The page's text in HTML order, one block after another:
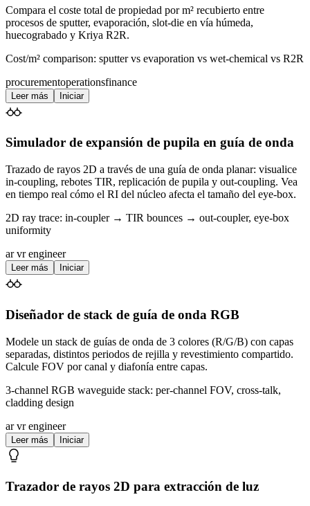
Compara el coste total de propiedad por m² recubierto entre
procesos de sputter, evaporación, slot-die en vía húmeda,
huecograbado y Kriya R2R.
Cost/m² comparison: sputter vs evaporation vs wet-chemical vs R2R
procurementoperationsfinance
Leer más Iniciar
Simulador de expansión de pupila en guía de onda
Trazado de rayos 2D a través de una guía de onda planar: visualice
in-coupling, rebotes TIR, replicación de pupila y out-coupling. Vea
en tiempo real cómo el RI del núcleo afecta el tamaño del eye-box.
2D ray trace: in-coupler → TIR bounces → out-coupler, eye-box
uniformity
ar vr engineer
Leer más Iniciar
Diseñador de stack de guía de onda RGB
Modele un stack de guías de onda de 3 colores (R/G/B) con capas
separadas, distintos periodos de rejilla y revestimiento compartido.
Calcule FOV por canal y diafonía entre capas.
3-channel RGB waveguide stack: per-channel FOV, cross-talk,
cladding design
ar vr engineer
Leer más Iniciar
Trazador de rayos 2D para extracción de luz